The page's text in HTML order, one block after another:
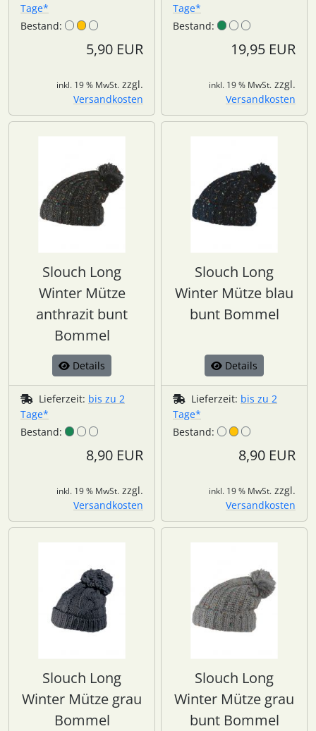
Tage*
Bestand:
5,90 EUR
inkl. 19 % MwSt. zzgl.
Versandkosten
Tage*
Bestand:
19,95 EUR
inkl. 19 % MwSt. zzgl.
Versandkosten
Slouch Long
Winter Mütze
anthrazit bunt
Bommel
Details
Lieferzeit: bis zu 2
Tage*
Bestand:
8,90 EUR
inkl. 19 % MwSt. zzgl.
Versandkosten
Slouch Long
Winter Mütze blau
bunt Bommel
Details
Lieferzeit: bis zu 2
Tage*
Bestand:
8,90 EUR
inkl. 19 % MwSt. zzgl.
Versandkosten
Slouch Long
Winter Mütze grau
Bommel
Slouch Long
Winter Mütze grau
bunt Bommel